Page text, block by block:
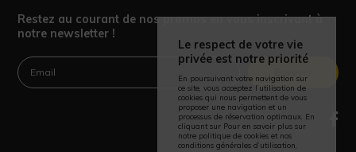
Restez au courant de nos promos en vous inscrivant à
notre newsletter !
Le respect de votre vie
privée est notre priorité
En poursuivant votre navigation sur
ce site, vous acceptez l’utilisation de
cookies qui nous permettent de vous
proposer une navigation et un
processus de réservation optimaux. En
cliquant sur Pour en savoir plus sur
notre politique de cookies et nos
conditions générales d’utilisation,